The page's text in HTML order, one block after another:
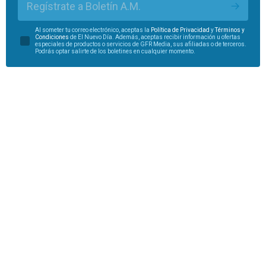
Regístrate a Boletín A.M.
Al someter tu correo electrónico, aceptas la Política de Privacidad yTérminos y
Condiciones de El Nuevo Día. Además, aceptas recibir información u ofertas
especiales de productos o servicios de GFR Media, sus afiliadas o de terceros.
Podrás optar salirte de los boletines en cualquier momento.